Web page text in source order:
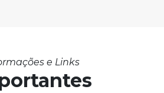
e Links